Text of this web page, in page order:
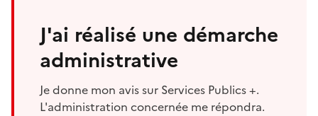
J'ai réalisé une démarche
administrative
Je donne mon avis sur Services Publics +.
L'administration concernée me répondra.